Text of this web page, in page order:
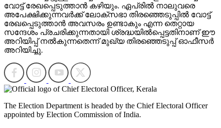
വോട്ട് രേഖപ്പെടുത്താൻ കഴിയും. ഏപ്രിൽ നാലുവരെ
അപേക്ഷിക്കുന്നവർക്ക് ലോക്സഭാ തിരഞ്ഞെടുപ്പിൽ വോട്ട്
രേഖപ്പെടുത്താൻ അവസരം ഉണ്ടാകും എന്ന തെറ്റായ
സന്ദേശം പ്രചരിക്കുന്നതായി ശ്രദ്ധയിൽപ്പെട്ടതിനാണ് ഈ
അറിയിപ്പ് നൽകുന്നതെന്ന് മുഖ്യ തിരഞ്ഞെടുപ്പ് ഓഫീസർ
അറിയിച്ചു.
The Election Department is headed by the Chief Electoral Officer
appointed by Election Commission of India.